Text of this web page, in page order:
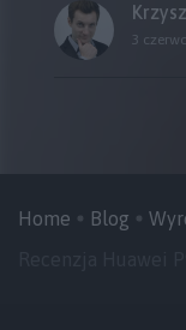
3
Home Blog